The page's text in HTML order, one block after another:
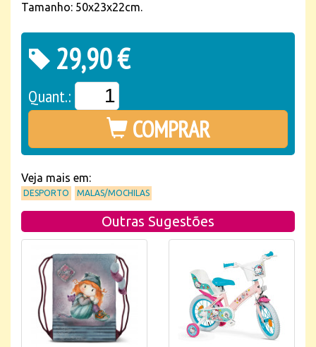
Tamanho: 50x23x22cm.
29,90 €
Quant.:
COMPRAR
Veja mais em:
DESPORTO MALAS/MOCHILAS
Outras Sugestões